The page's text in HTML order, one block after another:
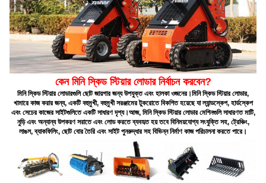
কেন মিনি স্কিড স্টিয়ার লোডার নির্বাচন করবেন?
মিনি স্কিড স্টিয়ার লোডারগুলি ছোট জায়গার জন্য উপযুক্ত এবং হালকা ওজনের।মিনি স্কিড স্টিয়ার লোডার,
খামারে কাজ করার জন্য, একটি বহুমুখী, বহুমুখী সরঞ্জামের টুকরোতে বিকশিত হয়েছে যা ল্যান্ডস্কেপ, হার্ডস্কেপ
এবং সেচের কাজের সাইটগুলিতে একটি সাধারণ দৃশ্য।আজ, মিনি স্কিড স্টিয়ার লোডার মেশিনগুলি সাধারণত মাটি,
নুড়ি এবং অন্যান্য উপকরণ সরাতে এবং লোড করতে ব্যবহৃত হয় তবে বিনিময়যোগ্য সংযুক্তি সহ, ট্রেঞ্চিং,
লাঙল, ব্যাকফিলিং, ছোট বোর তৈরি এবং সাইট পুনরুদ্ধার সহ বিভিন্ন নির্মাণ কাজ পরিচালনা করতে পারে।